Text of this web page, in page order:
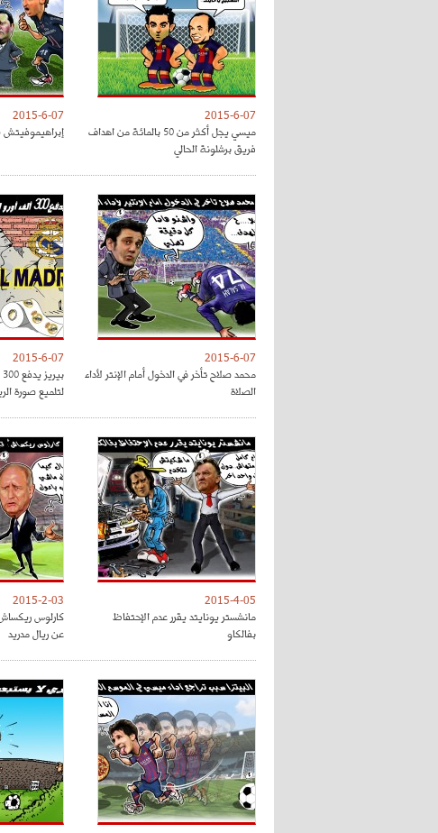
2015-6-07
ميسي يجل أكثر من 50 بالمائة من اهداف
فريق برشلونة الحالي
2015-6-07
إبراهيموفيتش
2015-6-07
محمد صلاح تأخر في الدخول أمام الإنتر لأداء
الصلاة
2015-6-07
لتلميع صورة
2015-4-05
مانشستر يونايتد يقرر عدم الإحتفاظ
بفالكاو
2015-2-03
كارلوس
عن ريال مدريد